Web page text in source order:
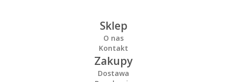
Sklep
O nas
Kontakt
Zakupy
Dostawa